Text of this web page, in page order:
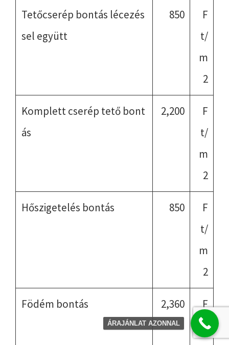
Tetőcserép bontás lécezés
sel együtt
850
F
t/
m
2
Komplett cserép tető bont
ás
2,200
F
t/
m
2
Hőszigetelés bontás 850
F
t/
m
2
Födém bontás 2,360
F
t/
ÁRAJÁNLAT AZONNAL